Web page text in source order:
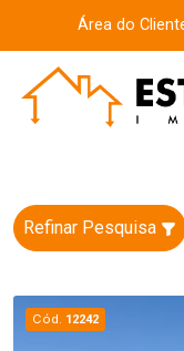
Área do
Refinar Pesquisa
Cód. 12242